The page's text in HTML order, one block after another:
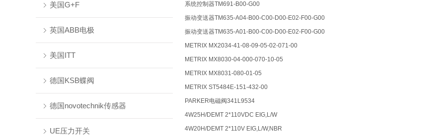
美国G+F
英国ABB电极
美国ITT
德国KSB蝶阀
德国novotechnik传感器
UE压力开关
系统控制器TM691-B00-G00
振动变送器TM635-A04-B00-C00-D00-E02-F00-G00
振动变送器TM635-A01-B00-C00-D00-E02-F00-G00
METRIX MX2034-41-08-09-05-02-071-00
METRIX MX8030-04-000-070-10-05
METRIX MX8031-080-01-05
METRIX ST5484E-151-432-00
PARKER电磁阀341L9534
4W25H/DEMT 2*110VDC EIG,L/W
4W20H/DEMT 2*110V EIG,L/W,NBR